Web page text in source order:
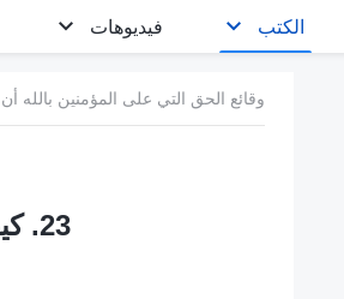
الكتب فيديوهات
وقائع الحق التي على المؤمنين بالله
23. كيفية علاج مشكلة حب المرء للتباهي والشهادة للذات